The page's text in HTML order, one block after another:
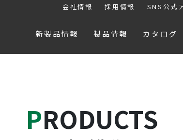
会社情報 採用情報 SNS公式
新製品情報 製品情報 カタログ
PRODUCTS